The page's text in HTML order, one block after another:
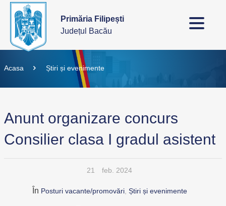
Primăria Filipești
Județul Bacău
Acasa Știri și evenimente
Anunt organizare concurs
Consilier clasa I gradul asistent
21 feb. 2024
În Posturi vacante/promovări, Știri și evenimente